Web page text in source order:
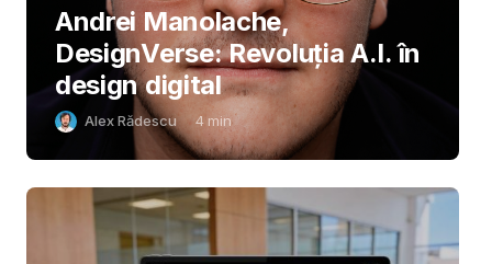
Andrei Manolache,
DesignVerse: Revoluția A.I. în
design digital
Alex Rădescu 4 min